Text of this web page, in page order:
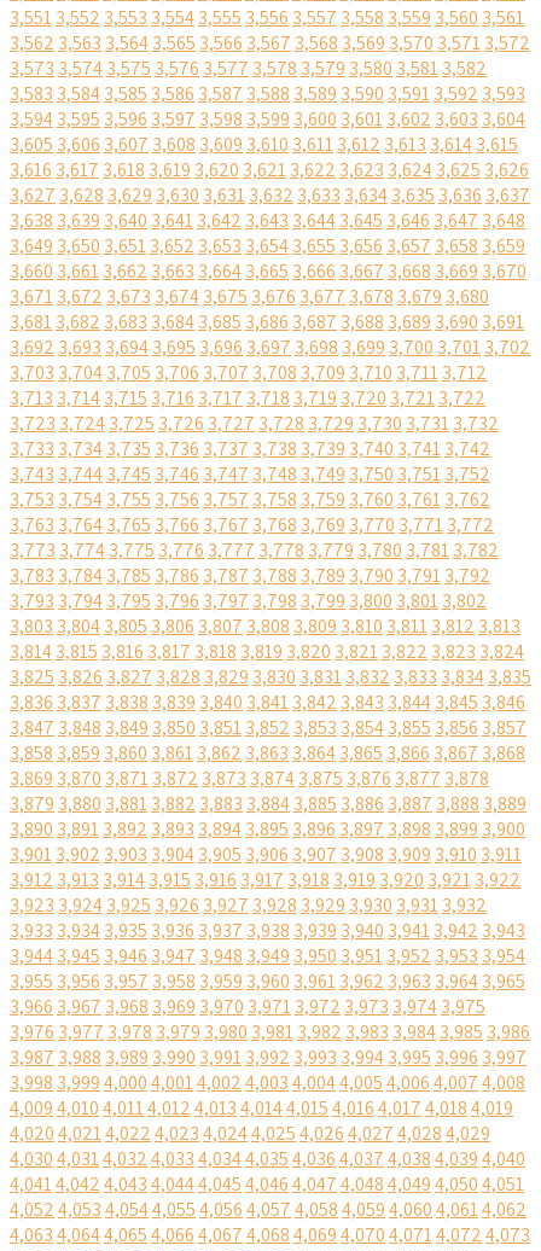
3,5513,552 3,553 3,5543,555 3,556 3,557 3,558 3,559 3,560 3,561
3,562 3,563 3,5643,565 3,566 3,567 3,568 3,569 3,570 3,5713,572
3,573 3,5743,575 3,576 3,577 3,578 3,579 3,580 3,5813,582
3,583 3,5843,585 3,586 3,587 3,588 3,589 3,590 3,5913,592 3,593
3,5943,595 3,596 3,597 3,598 3,599 3,600 3,6013,602 3,603 3,604
3,605 3,606 3,607 3,608 3,609 3,610 3,6113,612 3,613 3,6143,615
3,616 3,617 3,618 3,619 3,620 3,6213,622 3,623 3,6243,625 3,626
3,627 3,628 3,629 3,630 3,6313,632 3,633 3,6343,635 3,636 3,637
3,638 3,639 3,640 3,6413,642 3,643 3,6443,645 3,646 3,647 3,648
3,649 3,650 3,6513,652 3,653 3,6543,655 3,656 3,657 3,658 3,659
3,660 3,6613,662 3,663 3,6643,665 3,666 3,667 3,668 3,669 3,670
3,6713,672 3,673 3,6743,675 3,676 3,677 3,678 3,679 3,680
3,6813,682 3,683 3,6843,685 3,686 3,687 3,688 3,689 3,690 3,691
3,692 3,693 3,6943,695 3,696 3,697 3,698 3,699 3,700 3,7013,702
3,703 3,7043,705 3,706 3,707 3,708 3,709 3,710 3,7113,712
3,713 3,7143,715 3,716 3,717 3,718 3,719 3,720 3,7213,722
3,723 3,7243,725 3,726 3,727 3,728 3,729 3,730 3,7313,732
3,733 3,7343,735 3,736 3,737 3,738 3,739 3,740 3,7413,742
3,743 3,7443,745 3,746 3,747 3,748 3,749 3,750 3,7513,752
3,753 3,7543,755 3,756 3,757 3,758 3,759 3,760 3,7613,762
3,763 3,7643,765 3,766 3,767 3,768 3,769 3,770 3,7713,772
3,773 3,7743,775 3,776 3,777 3,778 3,779 3,780 3,7813,782
3,783 3,7843,785 3,786 3,787 3,788 3,789 3,790 3,7913,792
3,793 3,7943,795 3,796 3,797 3,798 3,799 3,800 3,8013,802
3,803 3,8043,805 3,806 3,807 3,808 3,809 3,810 3,8113,812 3,813
3,8143,815 3,816 3,817 3,818 3,819 3,820 3,8213,822 3,823 3,824
3,825 3,826 3,827 3,828 3,829 3,830 3,8313,832 3,833 3,8343,835
3,836 3,837 3,838 3,839 3,840 3,8413,842 3,843 3,8443,845 3,846
3,847 3,848 3,849 3,850 3,8513,852 3,853 3,8543,855 3,856 3,857
3,858 3,859 3,860 3,8613,862 3,863 3,8643,865 3,866 3,867 3,868
3,869 3,870 3,8713,872 3,873 3,8743,875 3,876 3,877 3,878
3,879 3,880 3,8813,882 3,883 3,8843,885 3,886 3,887 3,888 3,889
3,890 3,8913,892 3,893 3,8943,895 3,896 3,897 3,898 3,899 3,900
3,9013,902 3,903 3,9043,905 3,906 3,907 3,908 3,909 3,910 3,911
3,912 3,913 3,9143,915 3,916 3,917 3,918 3,919 3,920 3,9213,922
3,923 3,9243,925 3,926 3,927 3,928 3,929 3,930 3,9313,932
3,933 3,9343,935 3,936 3,937 3,938 3,939 3,940 3,9413,942 3,943
3,9443,945 3,946 3,947 3,948 3,949 3,950 3,9513,952 3,953 3,954
3,955 3,956 3,957 3,958 3,959 3,960 3,9613,962 3,963 3,9643,965
3,966 3,967 3,968 3,969 3,970 3,9713,972 3,973 3,9743,975
3,976 3,977 3,978 3,979 3,980 3,9813,982 3,983 3,9843,985 3,986
3,987 3,988 3,989 3,990 3,9913,992 3,993 3,9943,995 3,996 3,997
3,998 3,9994,0004,0014,0024,0034,0044,0054,0064,0074,008
4,0094,0104,0114,0124,0134,0144,0154,0164,0174,0184,019
4,0204,0214,0224,0234,0244,0254,0264,0274,0284,029
4,0304,0314,0324,0334,0344,0354,0364,0374,0384,0394,040
4,0414,0424,0434,0444,0454,0464,0474,0484,0494,0504,051
4,0524,0534,0544,0554,0564,0574,0584,0594,0604,0614,062
4,0634,0644,0654,0664,0674,0684,0694,0704,0714,0724,073